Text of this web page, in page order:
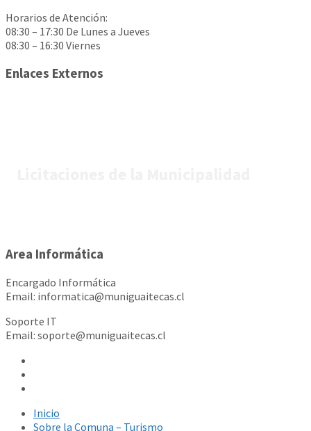
Horarios de Atención:
08:30 – 17:30 De Lunes a Jueves
08:30 – 16:30 Viernes
Enlaces Externos
Area Informática
Encargado Informática
Email: informatica@muniguaitecas.cl
Soporte IT
Email: soporte@muniguaitecas.cl
Inicio
Sobre la Comuna – Turismo